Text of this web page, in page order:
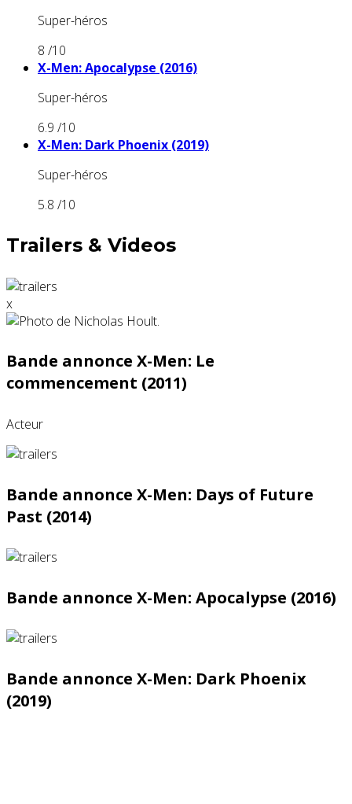
Super-héros
8 /10
X-Men: Apocalypse (2016)
Super-héros
6.9 /10
X-Men: Dark Phoenix (2019)
Super-héros
5.8 /10
Trailers & Videos
x
Bande annonce X-Men: Le
commencement (2011)
Acteur
Bande annonce X-Men: Days of Future
Past (2014)
Bande annonce X-Men: Apocalypse (2016)
Bande annonce X-Men: Dark Phoenix
(2019)